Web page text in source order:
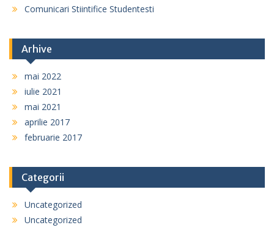
Comunicari Stiintifice Studentesti
Arhive
mai 2022
iulie 2021
mai 2021
aprilie 2017
februarie 2017
Categorii
Uncategorized
Uncategorized